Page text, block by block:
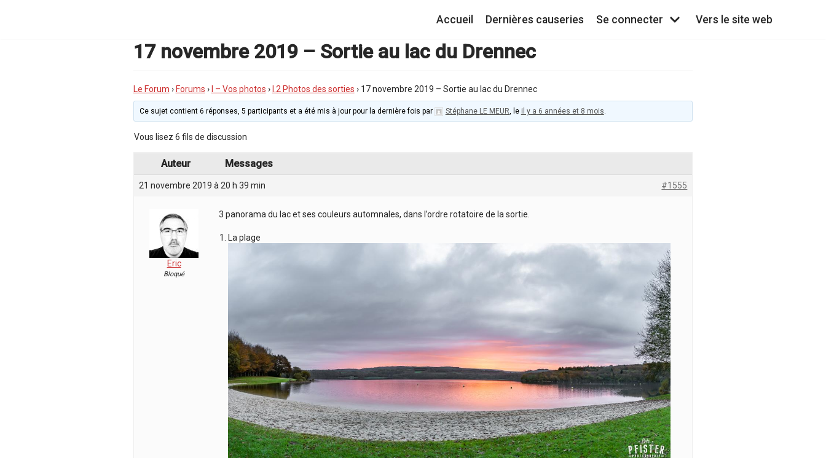
Accueil Dernières causeries Se connecter Vers le site web
17 novembre 2019 – Sortie au lac du Drennec
Le Forum › Forums › I – Vos photos › I.2 Photos des sorties › 17 novembre 2019 – Sortie au lac du Drennec
Ce sujet contient 6 réponses, 5 participants et a été mis à jour pour la dernière fois par Stéphane LE MEUR, le il y a 6 années et 8 mois.
Vous lisez 6 fils de discussion
Auteur Messages
21 novembre 2019 à 20 h 39 min #1555
Eric
Bloqué
3 panorama du lac et ses couleurs automnales, dans l’ordre rotatoire de la sortie.
La plage